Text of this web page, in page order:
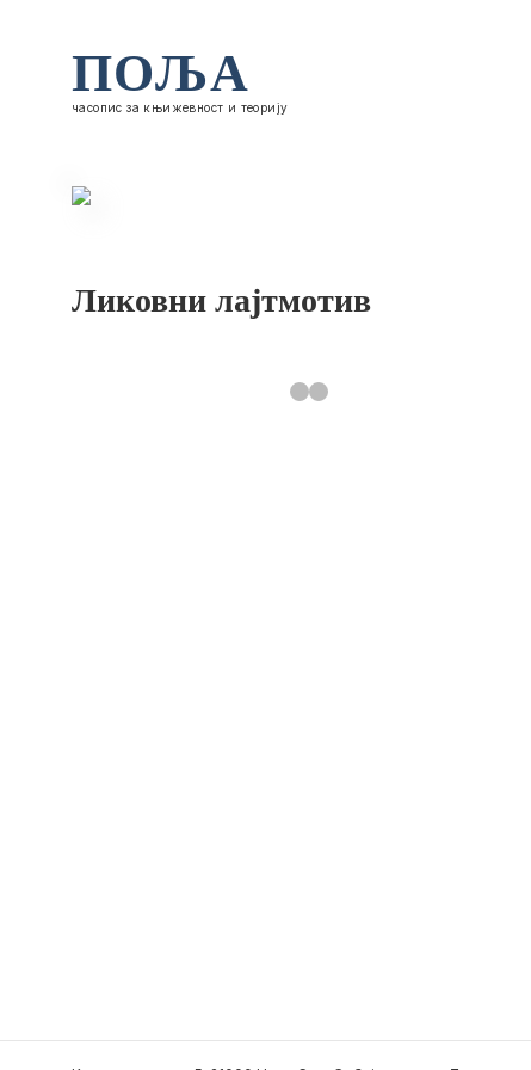
ПОЉА
часопис за књижевност и теорију
Ликовни лајтмотив